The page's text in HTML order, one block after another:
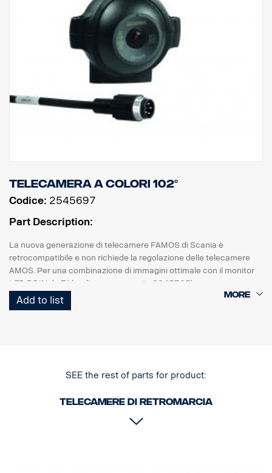
Telecamera a colori 102°
Codice: 2545697
Part Description:
La nuova generazione di telecamere FAMOS di Scania è
retrocompatibile e non richiede la regolazione delle telecamere
AMOS. Per una combinazione di immagini ottimale con il monitor
LED DDIN da 7" (codice componente 2245725)
- Lenti impermeabili e antigraffio con rivestimento antisporcizia
- Nuovo alloggiamento: Plastica industriale. Maggiore resistenza
- Elevata sensibilità alla luce <0,05 Lux.
- Temperatura di esercizio da -40°C a +85°C
- Indicatore di sicurezza integrato
Add to list
SEE the rest of parts for product:
Telecamere di retromarcia